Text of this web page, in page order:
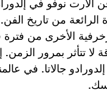
الرائعة من تاريخ
الأخرى من
لا تتأثر بمرور
إلدورادو جالاتا. في